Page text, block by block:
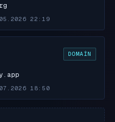
22:19
DOMAIN
18:50